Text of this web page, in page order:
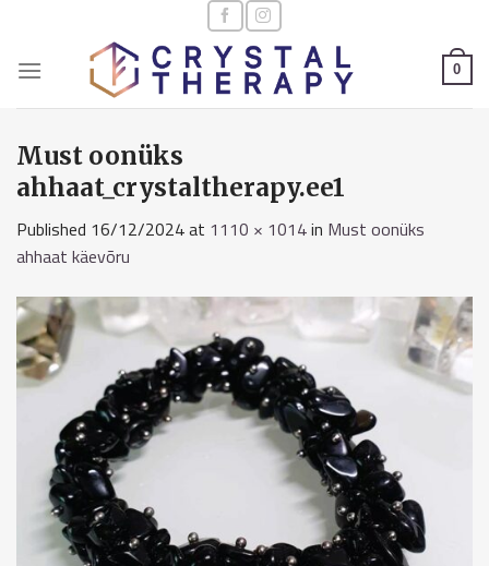
content
0
Must oonüks
ahhaat_crystaltherapy.ee1
Published 16/12/2024at 1110 × 1014in Must oonüks
ahhaat käevõru